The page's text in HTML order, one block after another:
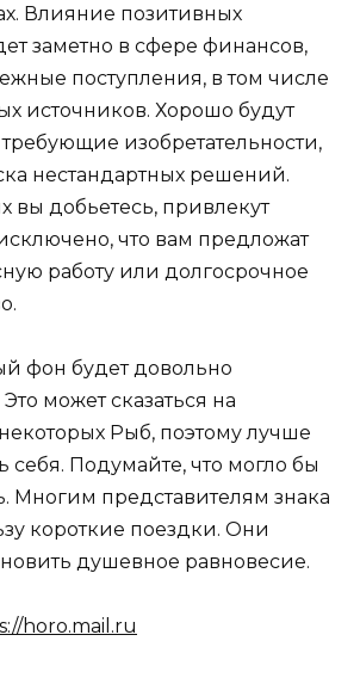
Влияние позитивных
заметно в сфере финансов,
поступления, в том числе
источников. Хорошо будут
требующие изобретательности,
нестандартных решений.
вы добьетесь, привлекут
что вам предложат
работу или долгосрочное
фон будет довольно
может сказаться на
Рыб, поэтому лучше
себя. Подумайте, что могло бы
Многим представителям знака
короткие поездки. Они
душевное равновесие.
horo.mail.ru